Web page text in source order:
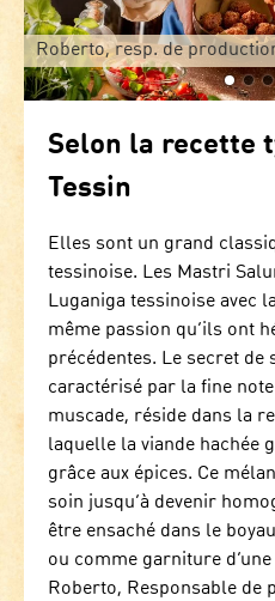
Roberto, resp. de
Selon la recette
Tessin
Elles sont un grand
tessinoise. Les Mastri
Luganiga tessinoise avec
même passion qu’ils ont
précédentes. Le secret de
caractérisé par la fine
muscade, réside dans la
laquelle la viande hachée
grâce aux épices. Ce
soin jusqu’à devenir
être ensaché dans le
ou comme garniture
Roberto, Responsable de